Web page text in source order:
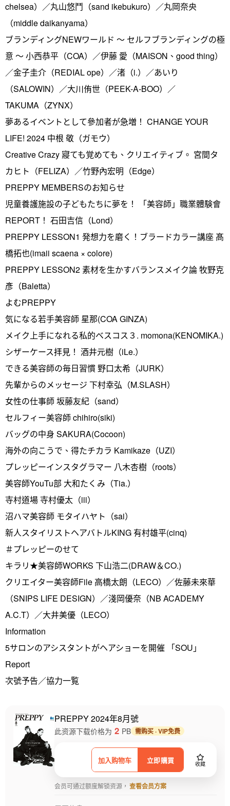
chelsea）／丸山悠鬥（sand ikebukuro）／丸岡奈央
（middle daikanyama）
ブランディングNEWワールド ～ セルフブランディングの極
意 ～ 小西恭平（COA）／伊藤 愛（MAISON、good thing）
／金子圭介（REDIAL ope）／渚（i.）／あいり
（SALOWIN）／大川侑世（PEEK-A-BOO）／
TAKUMA（ZYNX）
夢あるイベントとして參加者が急増！ CHANGE YOUR
LIFE! 2024 中根 敬（ガモウ）
Creative Crazy 寢ても覚めても、クリエイティブ。 宮間タ
カヒト（FELIZA）／竹野內宏明（Edge）
PREPPY MEMBERSのお知らせ
児童養護施設の子どもたちに夢を！ 「美容師」職業體験會
REPORT！ 石田吉信（Lond）
PREPPY LESSON1 発想力を磨く！ブラードカラー講座 髙
橋拓也(imaii scaena × colore)
PREPPY LESSON2 素材を生かすバランスメイク論 牧野克
彥（Baletta）
よむPREPPY
気になる若手美容師 星那(COA GINZA)
メイク上手になれる私的ベスコス３. momona(KENOMIKA.)
シザーケース拝見！ 酒井元樹（iLe.）
できる美容師の毎日習慣 野口太希（JURK）
先輩からのメッセージ 下村幸弘（M.SLASH）
女性の仕事師 坂藤友紀（sand）
セルフィー美容師 chihiro(siki)
バッグの中身 SAKURA(Cocoon)
海外の向こうで、得たチカラ Kamikaze（UZI）
プレッピーインスタグラマー 八木杏樹（roots）
美容師YouTu部 大和たくみ（Tia.）
寺村道場 寺村優太（iii）
沼ハマ美容師 モタイハヤト（sai）
新人スタイリストヘアバトルKING 有村雄平(cinq)
＃プレッピーのせて
キラリ★美容師WORKS 下山浩二(DRAW＆CO.)
クリエイター美容師File 高橋太朗（LECO）／佐藤未來華
（SNIPS LIFE DESIGN）／淺岡優奈（NB ACADEMY
A.C.T）／大井美優（LECO）
Information
5サロンのアシスタントがヘアショーを開催 「SOU」
Report
次號予告／協力一覧
PREPPY 2024年8月號
加入购物车 立即購買 收藏
此资源下载价格为 2 PB 需购买 · VIP免费
会员可通过额度解锁资源， 查看会员方案